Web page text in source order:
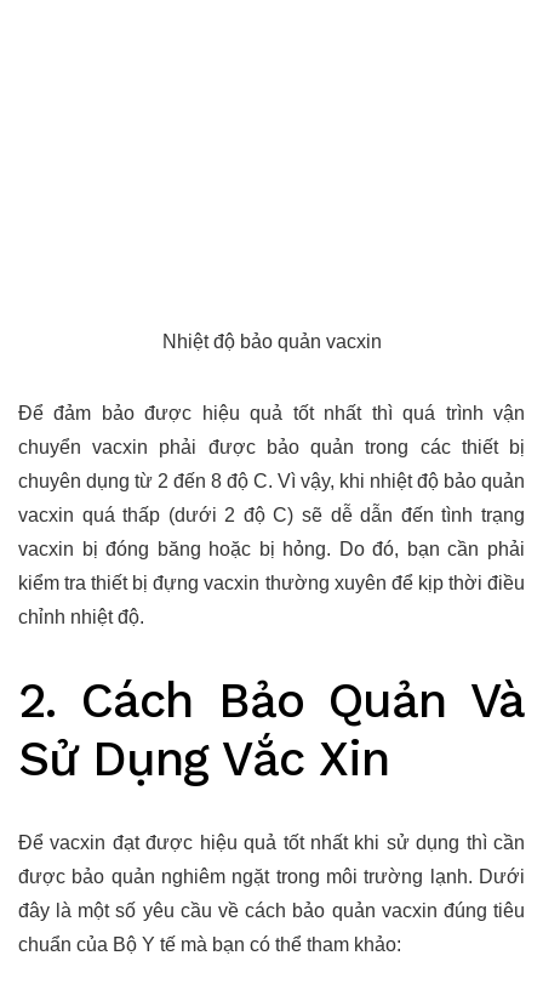
Nhiệt độ bảo quản vacxin
Để đảm bảo được hiệu quả tốt nhất thì quá trình vận
chuyển vacxin phải được bảo quản trong các thiết bị
chuyên dụng từ 2 đến 8 độ C. Vì vậy, khi nhiệt độ bảo quản
vacxin quá thấp (dưới 2 độ C) sẽ dễ dẫn đến tình trạng
vacxin bị đóng băng hoặc bị hỏng. Do đó, bạn cần phải
kiểm tra thiết bị đựng vacxin thường xuyên để kịp thời điều
chỉnh nhiệt độ.
2. Cách Bảo Quản Và
Sử Dụng Vắc Xin
Để vacxin đạt được hiệu quả tốt nhất khi sử dụng thì cần
được bảo quản nghiêm ngặt trong môi trường lạnh. Dưới
đây là một số yêu cầu về cách bảo quản vacxin đúng tiêu
chuẩn của Bộ Y tế mà bạn có thể tham khảo: